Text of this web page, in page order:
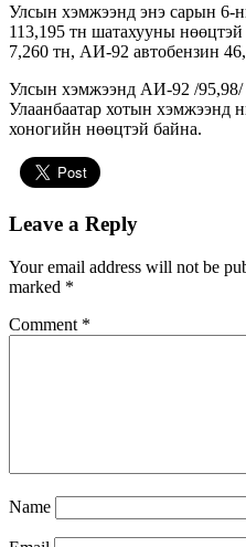
Улсын хэмжээнд энэ сарын 6-
113,195 тн шатахууны нөөцтэй
7,260 тн, АИ-92 автобензин
Улсын хэмжээнд АИ-92 /95,98/
Улаанбаатар хотын хэмжээнд
хоногийн нөөцтэй байна.
Leave a Reply
Your email address will not be
marked *
Comment *
Name